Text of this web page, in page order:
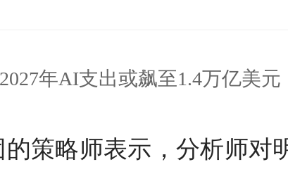
年AI支出或飙至1.4万亿美元
策略师表示，分析师对